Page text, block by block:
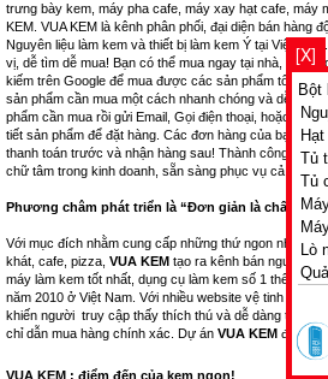
trưng bày kem, máy pha cafe, máy xay hạt cafe, máy
KEM. VUA KEM là kênh phân phối, đại diện bán hàng
Nguyên liệu làm kem và thiết bị làm kem Ý tại Việt Nam.
vị, dễ tìm dễ mua! Bạn có thể mua ngay tại nhà, tại
kiếm trên Google để mua được các sản phẩm tốt nhất.
sản phẩm cần mua một cách nhanh chóng và dễ
phẩm cần mua rồi gửi Email, Gọi điện thoại, hoặc kích
tiết sản phẩm để đặt hàng. Các đơn hàng của bạn sẽ
thanh toán trước và nhận hàng sau! Thành công
VUA
chữ tâm trong kinh doanh, sẵn sàng phục vụ cả tuần
Phương châm phát triển là “Đơn giản là chất
Với mục đích nhằm cung cấp những thứ ngon nhất, tốt
khát, cafe, pizza, VUA KEM tạo ra kênh bán nguyên
máy làm kem tốt nhất, dụng cụ làm kem số 1 thế giới,
năm 2010 ở Việt Nam. Với nhiều website vệ tinh chạy
khiến người truy cập thấy thích thú và dễ dàng tìm
chỉ dẫn mua hàng chính xác. Dự án VUA KEM được
VUA KEM : điểm đến của kem ngon!
[X]
Bột
Tủ
Tủ
Lò